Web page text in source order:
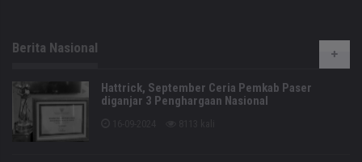
Berita Nasional
Hattrick, September Ceria Pemkab Paser
diganjar 3 Penghargaan Nasional